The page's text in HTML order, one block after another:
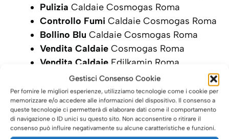
Gestisci Consenso Cookie
Per fornire le migliori esperienze, utilizziamo tecnologie come i cookie per
memorizzare e/o accedere alle informazioni del dispositivo. Il consenso a
queste tecnologie ci permetterà di elaborare dati come il comportamento
di navigazione o ID unici su questo sito. Non acconsentire o ritirare il
consenso può influire negativamente su alcune caratteristiche e funzioni.
Pulizia Caldaie Cosmogas Roma
Controllo Fumi Caldaie Cosmogas Roma
Bollino Blu Caldaie Cosmogas Roma
Vendita Caldaie Cosmogas Roma
Vendita Caldaie Edilkamin Roma
SCRIVI ORA LA TUA RICHIESTA DI
INTERVENTO